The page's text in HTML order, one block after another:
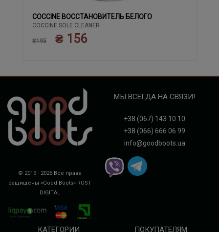
COCCINE ВОССТАНОВИТЕЛЬ БЕЛОГО
COCCINE SOLE CLEANER
₴195 ₴ 156
© 2019 - 2026 Все права
защищены «Good Boots» ROST
DIGITAL
МЫ ВСЕГДА НА СВЯЗИ!
+38 (067) 143 10 10
+38 (066) 666 06 99
info@goodboots.ua
КАТЕГОРИИ ПОКУПАТЕЛЯМ